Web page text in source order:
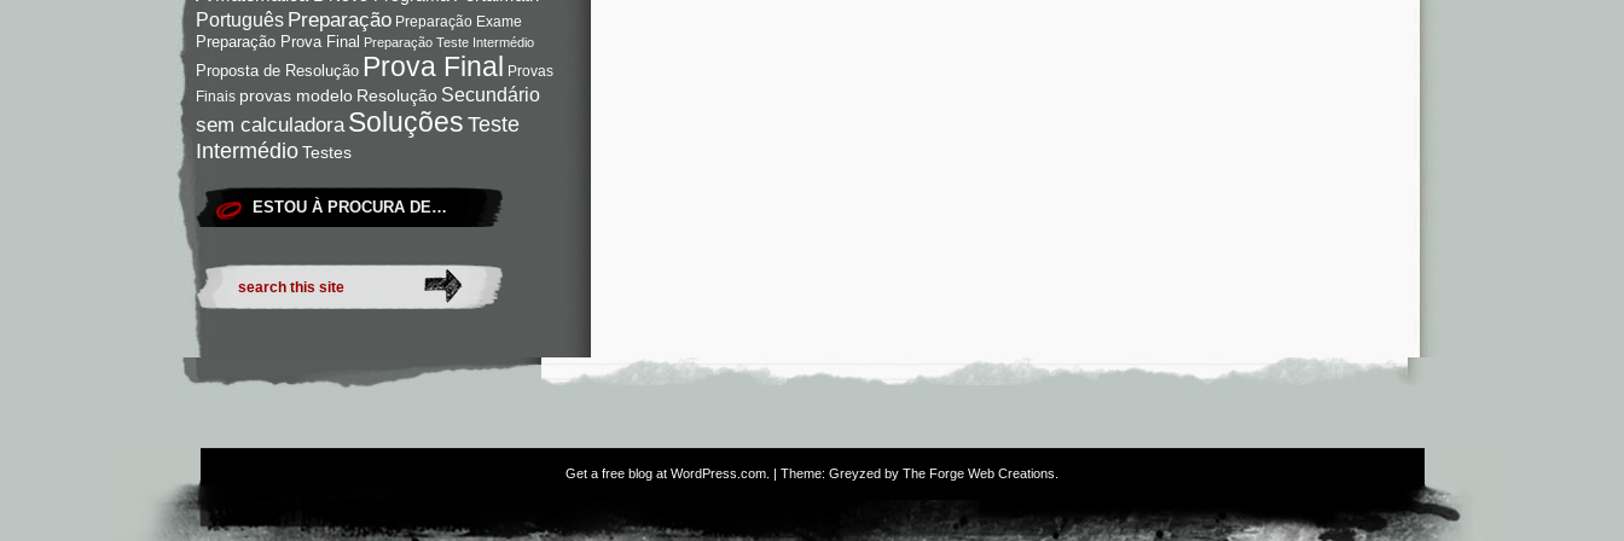
Português Preparação Preparação Exame
Preparação Prova Final Preparação Teste Intermédio
Proposta de Resolução Prova Final Provas
Finais provas modelo Resolução Secundário
sem calculadora Soluções Teste
IntermédioTestes
ESTOU À PROCURA DE…
Get a free blog at WordPress.com . | Theme: Greyzed by The Forge Web Creations